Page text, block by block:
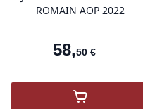
ROMAIN AOP 2022
58,50 €
,JOSEPH